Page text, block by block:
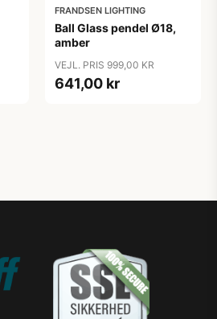
FRANDSEN LIGHTING
Ball Glass pendel Ø18,
amber
VEJL. PRIS 999,00 KR
641,00 kr